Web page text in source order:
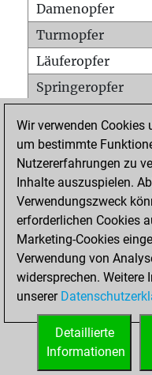
Damenopfer
Turmopfer
Läuferopfer
Springeropfer
Matt auf vollem
Bauer setzt Matt
Erstickte Matts
Türme auf der
STARTSEITE
Wir verwenden Cookies
um bestimmte
Nutzererfahrungen zu
Inhalte auszuspielen.
Verwendungszweck
erforderlichen Cookies
Marketing-Cookies
Verwendung von
widersprechen. Weitere
unserer
Detaillierte
Informationen